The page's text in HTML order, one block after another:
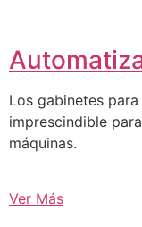
Los gabinetes
imprescindible
máquinas.
Ver Más